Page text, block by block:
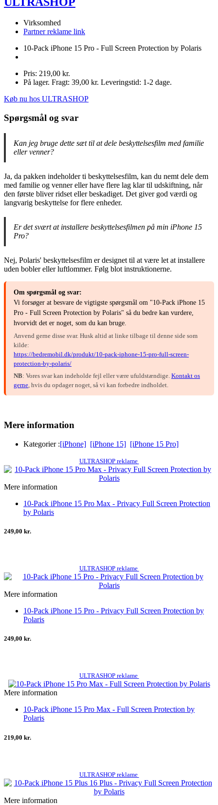
Virksomhed
Partner reklame link
10-Pack iPhone 15 Pro - Full Screen Protection by Polaris
Pris: 219,00 kr.
På lager. Fragt: 39,00 kr. Leveringstid: 1-2 dage.
Køb nu hos ULTRASHOP
Spørgsmål og svar
Kan jeg bruge dette sæt til at dele beskyttelsesfilm med familie
eller venner?
Ja, da pakken indeholder ti beskyttelsesfilm, kan du nemt dele dem
med familie og venner eller have flere lag klar til udskiftning, når
den første bliver ridset eller beskadiget. Det giver god værdi og
langvarig beskyttelse for flere enheder.
Er det svært at installere beskyttelsesfilmen på min iPhone 15
Pro?
Nej, Polaris' beskyttelsesfilm er designet til at være let at installere
uden bobler eller luftlommer. Følg blot instruktionerne.
Om spørgsmål og svar:
Vi forsøger at besvare de vigtigste spørgsmål om "10-Pack iPhone 15
Pro - Full Screen Protection by Polaris" så du bedre kan vurdere,
hvorvidt det er noget, som du kan bruge.
Anvend gerne disse svar. Husk altid at linke tilbage til denne side som
kilde:
https://bedremobil.dk/produkt/10-pack-iphone-15-pro-full-screen-
protection-by-polaris/
NB: Vores svar kan indeholde fejl eller være ufuldstændige. Kontakt os
gerne, hvis du opdager noget, så vi kan forbedre indholdet.
Mere information
Kategorier :[iPhone] [iPhone 15] [iPhone 15 Pro]
ULTRASHOP reklame
Mere information
10-Pack iPhone 15 Pro Max - Privacy Full Screen Protection
by Polaris
249,00 kr.
ULTRASHOP reklame
Mere information
10-Pack iPhone 15 Pro - Privacy Full Screen Protection by
Polaris
249,00 kr.
ULTRASHOP reklame
Mere information
10-Pack iPhone 15 Pro Max - Full Screen Protection by
Polaris
219,00 kr.
ULTRASHOP reklame
Mere information